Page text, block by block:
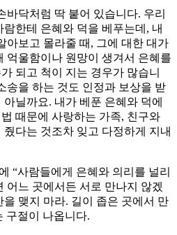
바닥처럼 딱 붙어 있습니다. 우리
한테 은혜와 덕을 베푸는데, 내
아보고 몰라줄 때, 그에 대한 대가
억울함이나 원망이 생겨서 은혜를
되고 척이 지는 경우가 많습니
송을 하는 것도 인정과 보상을 받
닐까요. 내가 베푼 은혜와 덕에
때문에 사랑하는 가족, 친구와
다는 것조차 잊고 다정하게 지내
“사람들에게 은혜와 의리를 널리
어느 곳에서든 서로 만나지 않겠
맺지 마라. 길이 좁은 곳에서 만
구절이 나옵니다.